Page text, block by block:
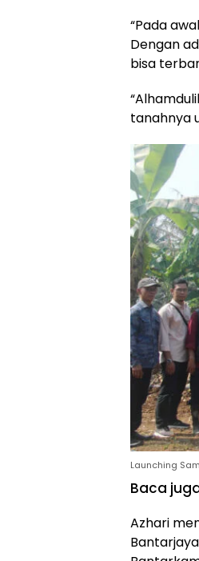
“Pada
Dengan
bisa
tanahnya
Launching
Baca
Azhari